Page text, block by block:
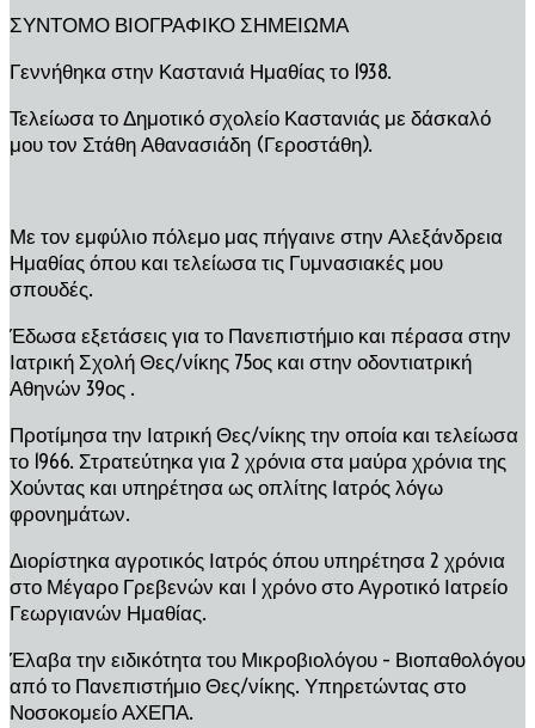
ΣΥΝΤΟΜΟ ΒΙΟΓΡΑΦΙΚΟ ΣΗΜΕΙΩΜΑ
Γεννήθηκα στην Καστανιά Ημαθίας το 1938.
Τελείωσα το Δημοτικό σχολείο Καστανιάς με δάσκαλό
μου τον Στάθη Αθανασιάδη (Γεροστάθη).
Με τον εμφύλιο πόλεμο μας πήγαινε στην Αλεξάνδρεια
Ημαθίας όπου και τελείωσα τις Γυμνασιακές μου
σπουδές.
Έδωσα εξετάσεις για το Πανεπιστήμιο και πέρασα στην
Ιατρική Σχολή Θες/νίκης 75ος και στην οδοντιατρική
Αθηνών 39ος .
Προτίμησα την Ιατρική Θες/νίκης την οποία και τελείωσα
το 1966. Στρατεύτηκα για 2 χρόνια στα μαύρα χρόνια της
Χούντας και υπηρέτησα ως οπλίτης Ιατρός λόγω
φρονημάτων.
Διορίστηκα αγροτικός Ιατρός όπου υπηρέτησα 2 χρόνια
στο Μέγαρο Γρεβενών και 1 χρόνο στο Αγροτικό Ιατρείο
Γεωργιανών Ημαθίας.
Έλαβα την ειδικότητα του Μικροβιολόγου – Βιοπαθολόγου
από το Πανεπιστήμιο Θες/νίκης. Υπηρετώντας στο
Νοσοκομείο ΑΧΕΠΑ.